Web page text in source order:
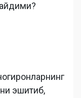
эшитиб,